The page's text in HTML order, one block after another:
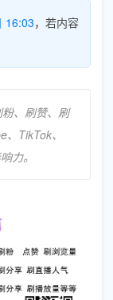
16:03，若内容
、刷赞、刷
TikTok、
力。